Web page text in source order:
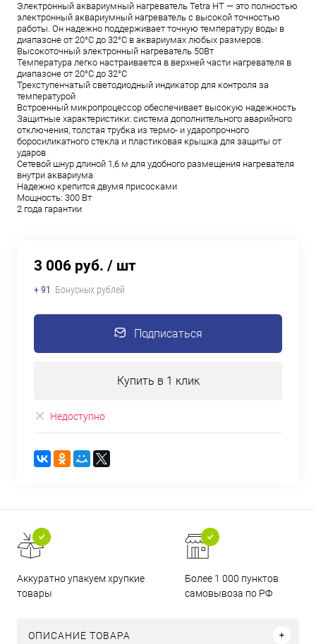
Электронный аквариумный нагреватель Tetra HT — это полностью
электронный аквариумный нагреватель с высокой точностью
работы. Он надежно поддерживает точную температуру воды в
диапазоне от 20°C до 32°C в аквариумах любых размеров.
Высокоточный электронный нагреватель 50Вт
Температура легко настраивается в верхней части нагревателя в
диапазоне от 20°C до 32°C
Трехступенчатый светодиодный индикатор для контроля за
температурой
Встроенный микропроцессор обеспечивает высокую надежность
Защитные характеристики: система дополнительного аварийного
отключения, толстая трубка из термо- и ударопрочного
боросиликатного стекла и пластиковая крышка для защиты от
ударов
Сетевой шнур длиной 1,6 м для удобного размещения нагревателя
внутри аквариума
Надежно крепится двумя присосками
Мощность: 300 Вт
2 года гарантии
3 006 руб. / шт
+ 91 Бонусных рублей
Подписаться
Купить в 1 клик
Недоступно
Аккуратно упакуем хрупкие
товары
Более 1 000 пунктов
самовывоза по РФ
ОПИСАНИЕ ТОВАРА